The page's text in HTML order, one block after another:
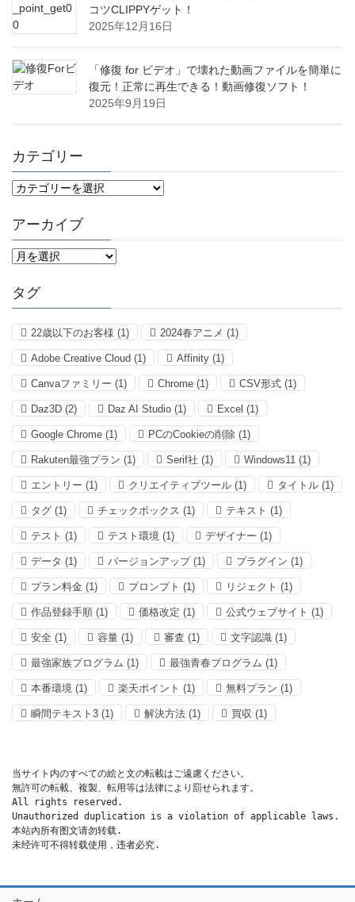
コツCLIPPYゲット！
2025年12月16日
「修復 for ビデオ」で壊れた動画ファイルを簡単に
復元！正常に再生できる！動画修復ソフト！
2025年9月19日
カテゴリー
カ
テ
リ
ー
アーカイブ
ア
ー
イ
タグ
22歳以下のお客様 (1) 2024春アニメ (1)
Adobe Creative Cloud (1) Affinity (1)
Canvaファミリー (1) Chrome (1) CSV形式 (1)
Daz3D (2) Daz AI Studio (1) Excel (1)
Google Chrome (1) PCのCookieの削除 (1)
Rakuten最強プラン (1) Serif社 (1) Windows11 (1)
エントリー (1) クリエイティブツール (1) タイトル (1)
タグ (1) チェックボックス (1) テキスト (1)
テスト (1) テスト環境 (1) デザイナー (1)
データ (1) バージョンアップ(1) プラグイン (1)
プラン料金 (1) プロンプト (1) リジェクト (1)
作品登録手順 (1) 価格改定 (1) 公式ウェブサイト (1)
安全 (1) 容量 (1) 審査 (1) 文字認識 (1)
最強家族プログラム (1) 最強青春プログラム (1)
本番環境 (1) 楽天ポイント (1) 無料プラン (1)
瞬間テキスト3 (1) 解決方法 (1) 買収 (1)
当サイト内のすべての絵と文の転載はご遠慮ください。
無許可の転載、複製、転用等は法律により罰せられます。
All rights reserved.
Unauthorized duplication is a violation of applicable laws.
本站內所有图文请勿转载.
未经许可不得转载使用，违者必究.